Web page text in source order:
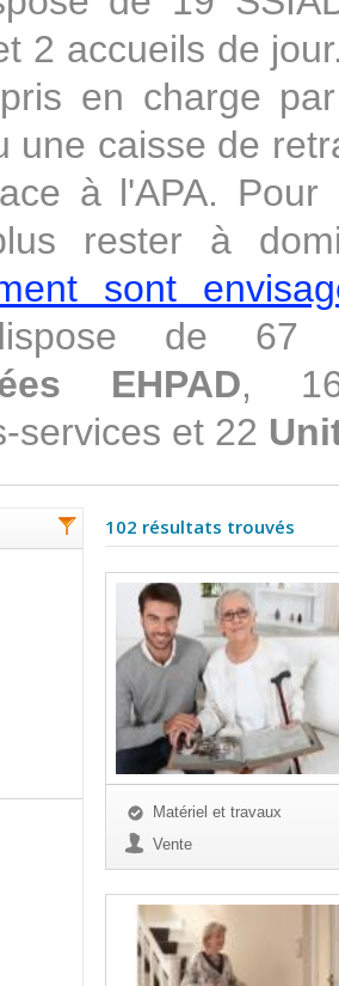
2 accueils de
en charge
une caisse de
à l'APA.
rester à
sont
de
EHPAD, 16
services et 22
102 résultats trouvés
Matériel et travaux
Vente